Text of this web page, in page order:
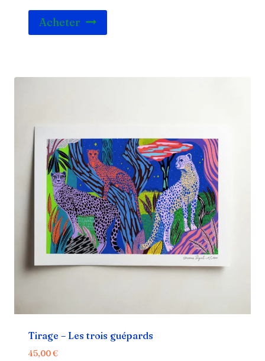
Acheter
Tirage – Les trois guépards
45,00€